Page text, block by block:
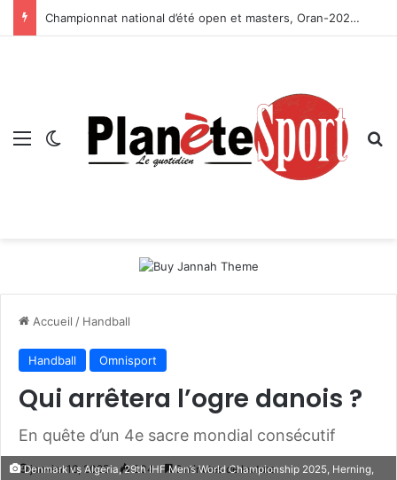
Championnat national d’été open et masters, Oran-2026 — Le CRB s’adjuge le titre
Menu Switch skin
Accueil / Handball
Handball Omnisport
Qui arrêtera l’ogre danois ?
En quête d’un 4e sacre mondial consécutif
janvier 16, 2025 304 2 minutes de lecture
Denmark vs Algeria, 29th IHF Men’s World Championship 2025, Herning,